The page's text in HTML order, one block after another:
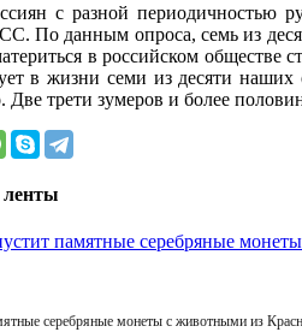
с разной периодичностью
По данным опроса, семь из
в российском обществе
в жизни семи из десяти
Две трети зумеров и более
ленты
серебряные монеты с животными из